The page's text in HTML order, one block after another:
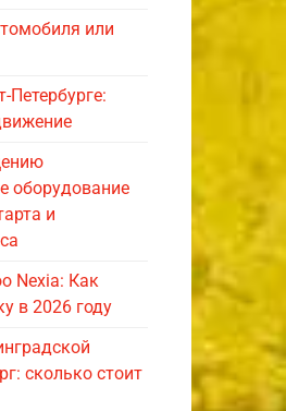
или
Петербурге:
оборудование
и
Nexia: Как
в 2026 году
сколько стоит